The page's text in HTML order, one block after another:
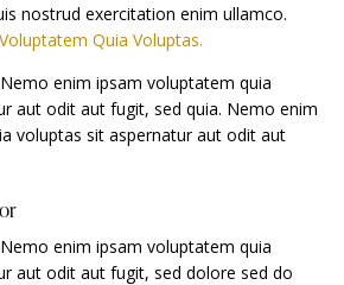
nostrud exercitation enim ullamco.
Voluptatem Quia Voluptas.
enim ipsam voluptatem quia
aut odit aut fugit, sed quia. Nemo enim
voluptas sit aspernatur aut odit aut
enim ipsam voluptatem quia
aut odit aut fugit, sed dolore sed do